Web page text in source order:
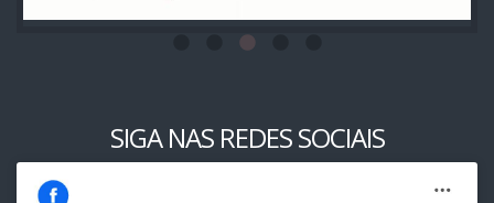
SIGA NAS REDES SOCIAIS